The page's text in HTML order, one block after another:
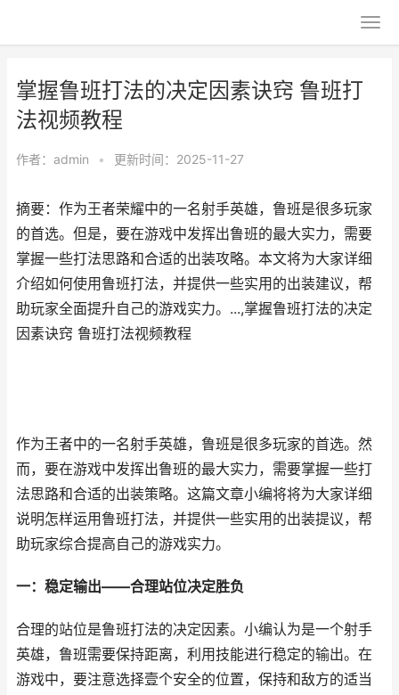
掌握鲁班打法的决定因素诀窍 鲁班打
法视频教程
作者： admin • 更新时间：2025-11-27
摘要：作为王者荣耀中的一名射手英雄，鲁班是很多玩家
的首选。但是，要在游戏中发挥出鲁班的最大实力，需要
掌握一些打法思路和合适的出装攻略。本文将为大家详细
介绍如何使用鲁班打法，并提供一些实用的出装建议，帮
助玩家全面提升自己的游戏实力。...,掌握鲁班打法的决定
因素诀窍 鲁班打法视频教程
作为王者中的一名射手英雄，鲁班是很多玩家的首选。然
而，要在游戏中发挥出鲁班的最大实力，需要掌握一些打
法思路和合适的出装策略。这篇文章小编将将为大家详细
说明怎样运用鲁班打法，并提供一些实用的出装提议，帮
助玩家综合提高自己的游戏实力。
一：稳定输出——合理站位决定胜负
合理的站位是鲁班打法的决定因素。小编认为是一个射手
英雄，鲁班需要保持距离，利用技能进行稳定的输出。在
游戏中，要注意选择壹个安全的位置，保持和敌方的适当